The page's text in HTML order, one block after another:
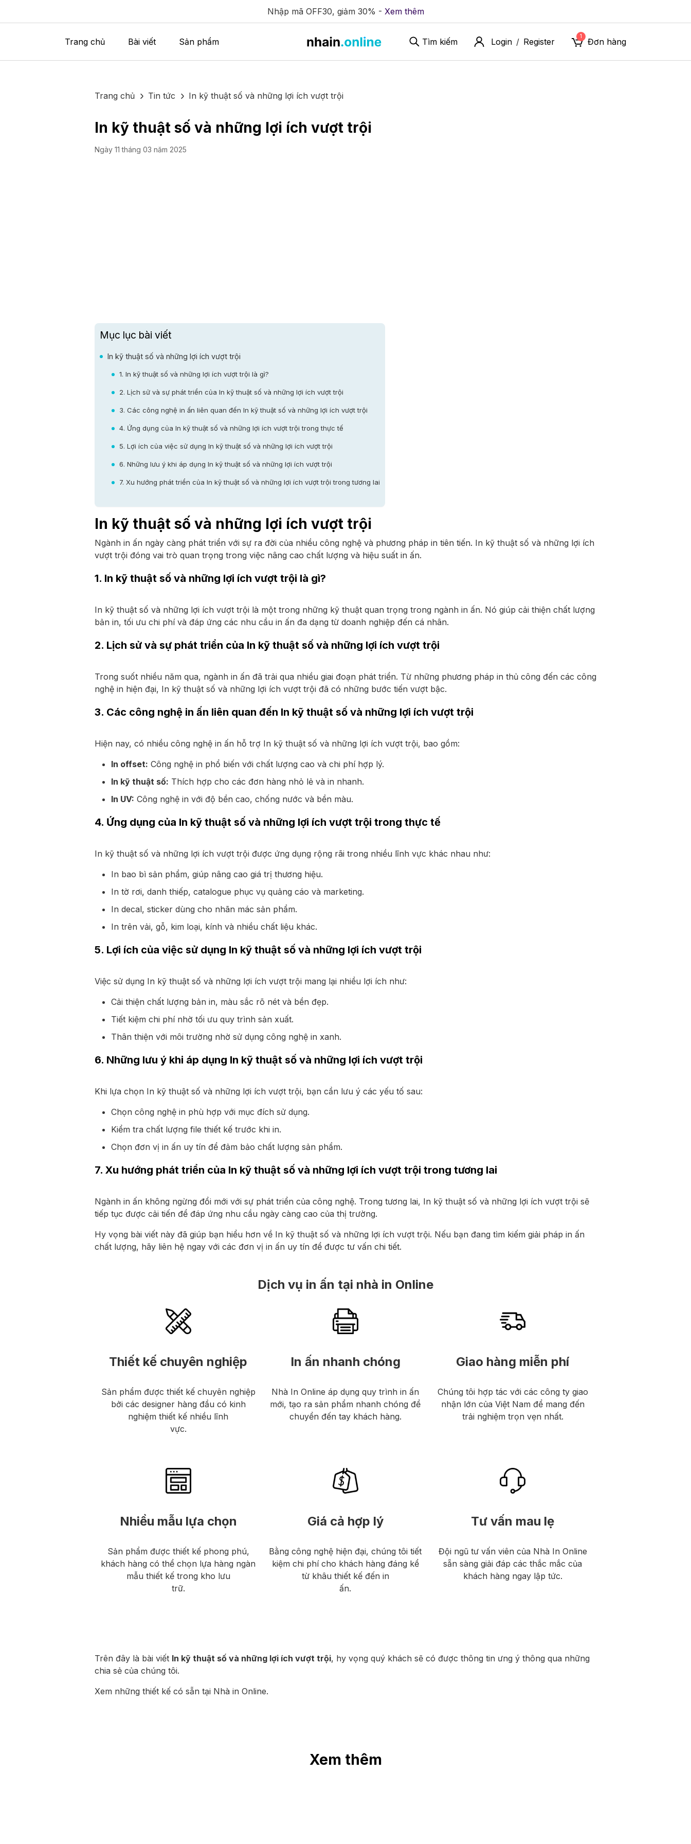
Nhập mã OFF30, giảm 30% - Xem thêm
Trang chủ Bài viết Sản phẩm Tìm kiếm Login / Register
1
Đơn hàng
Trang chủ Tin tức In kỹ thuật số và những lợi ích vượt trội
In kỹ thuật số và những lợi ích vượt trội
Ngày 11 tháng 03 năm 2025
Mục lục bài viết
In kỹ thuật số và những lợi ích vượt trội
1. In kỹ thuật số và những lợi ích vượt trội là gì?
2. Lịch sử và sự phát triển của In kỹ thuật số và những lợi ích vượt trội
3. Các công nghệ in ấn liên quan đến In kỹ thuật số và những lợi ích vượt trội
4. Ứng dụng của In kỹ thuật số và những lợi ích vượt trội trong thực tế
5. Lợi ích của việc sử dụng In kỹ thuật số và những lợi ích vượt trội
6. Những lưu ý khi áp dụng In kỹ thuật số và những lợi ích vượt trội
7. Xu hướng phát triển của In kỹ thuật số và những lợi ích vượt trội trong tương lai
In kỹ thuật số và những lợi ích vượt trội
Ngành in ấn ngày càng phát triển với sự ra đời của nhiều công nghệ và phương pháp in tiên tiến. In kỹ thuật số và những lợi ích
vượt trội đóng vai trò quan trọng trong việc nâng cao chất lượng và hiệu suất in ấn.
1. In kỹ thuật số và những lợi ích vượt trội là gì?
In kỹ thuật số và những lợi ích vượt trội là một trong những kỹ thuật quan trọng trong ngành in ấn. Nó giúp cải thiện chất lượng
bản in, tối ưu chi phí và đáp ứng các nhu cầu in ấn đa dạng từ doanh nghiệp đến cá nhân.
2. Lịch sử và sự phát triển của In kỹ thuật số và những lợi ích vượt trội
Trong suốt nhiều năm qua, ngành in ấn đã trải qua nhiều giai đoạn phát triển. Từ những phương pháp in thủ công đến các công
nghệ in hiện đại, In kỹ thuật số và những lợi ích vượt trội đã có những bước tiến vượt bậc.
3. Các công nghệ in ấn liên quan đến In kỹ thuật số và những lợi ích vượt trội
Hiện nay, có nhiều công nghệ in ấn hỗ trợ In kỹ thuật số và những lợi ích vượt trội, bao gồm:
In offset: Công nghệ in phổ biến với chất lượng cao và chi phí hợp lý.
In kỹ thuật số: Thích hợp cho các đơn hàng nhỏ lẻ và in nhanh.
In UV: Công nghệ in với độ bền cao, chống nước và bền màu.
4. Ứng dụng của In kỹ thuật số và những lợi ích vượt trội trong thực tế
In kỹ thuật số và những lợi ích vượt trội được ứng dụng rộng rãi trong nhiều lĩnh vực khác nhau như:
In bao bì sản phẩm, giúp nâng cao giá trị thương hiệu.
In tờ rơi, danh thiếp, catalogue phục vụ quảng cáo và marketing.
In decal, sticker dùng cho nhãn mác sản phẩm.
In trên vải, gỗ, kim loại, kính và nhiều chất liệu khác.
5. Lợi ích của việc sử dụng In kỹ thuật số và những lợi ích vượt trội
Việc sử dụng In kỹ thuật số và những lợi ích vượt trội mang lại nhiều lợi ích như:
Cải thiện chất lượng bản in, màu sắc rõ nét và bền đẹp.
Tiết kiệm chi phí nhờ tối ưu quy trình sản xuất.
Thân thiện với môi trường nhờ sử dụng công nghệ in xanh.
6. Những lưu ý khi áp dụng In kỹ thuật số và những lợi ích vượt trội
Khi lựa chọn In kỹ thuật số và những lợi ích vượt trội, bạn cần lưu ý các yếu tố sau:
Chọn công nghệ in phù hợp với mục đích sử dụng.
Kiểm tra chất lượng file thiết kế trước khi in.
Chọn đơn vị in ấn uy tín để đảm bảo chất lượng sản phẩm.
7. Xu hướng phát triển của In kỹ thuật số và những lợi ích vượt trội trong tương lai
Ngành in ấn không ngừng đổi mới với sự phát triển của công nghệ. Trong tương lai, In kỹ thuật số và những lợi ích vượt trội sẽ
tiếp tục được cải tiến để đáp ứng nhu cầu ngày càng cao của thị trường.
Hy vọng bài viết này đã giúp bạn hiểu hơn về In kỹ thuật số và những lợi ích vượt trội. Nếu bạn đang tìm kiếm giải pháp in ấn
chất lượng, hãy liên hệ ngay với các đơn vị in ấn uy tín để được tư vấn chi tiết.
Dịch vụ in ấn tại nhà in Online
Thiết kế chuyên nghiệp
Sản phẩm được thiết kế chuyên nghiệp
bởi các designer hàng đầu có kinh
nghiệm thiết kế nhiều lĩnh
vực.
In ấn nhanh chóng
Nhà In Online áp dụng quy trình in ấn
mới, tạo ra sản phẩm nhanh chóng để
chuyển đến tay khách hàng.
Giao hàng miễn phí
Chúng tôi hợp tác với các công ty giao
nhận lớn của Việt Nam để mang đến
trải nghiệm trọn vẹn nhất.
Nhiều mẫu lựa chọn
Sản phẩm được thiết kế phong phú,
khách hàng có thể chọn lựa hàng ngàn
mẫu thiết kế trong kho lưu
trữ.
Giá cả hợp lý
Bằng công nghệ hiện đại, chúng tôi tiết
kiệm chi phí cho khách hàng đáng kể
từ khâu thiết kế đến in
ấn.
Tư vấn mau lẹ
Đội ngũ tư vấn viên của Nhà In Online
sẵn sàng giải đáp các thắc mắc của
khách hàng ngay lập tức.
Trên đây là bài viết In kỹ thuật số và những lợi ích vượt trội, hy vọng quý khách sẽ có được thông tin ưng ý thông qua những
chia sẻ của chúng tôi.
Xem những thiết kế có sẵn tại Nhà in Online.
Xem thêm